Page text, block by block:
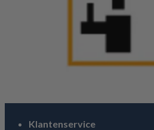
Klantenservice